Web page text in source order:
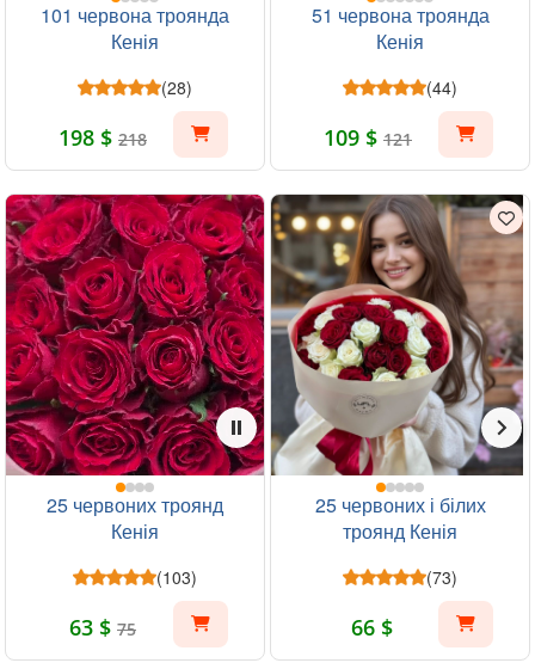
101 червона троянда
Кенія
(28)
198 $ 218
51 червона троянда
Кенія
(44)
109 $ 121
25 червоних троянд
Кенія
(103)
63 $ 75
25 червоних і білих
троянд Кенія
(73)
66 $